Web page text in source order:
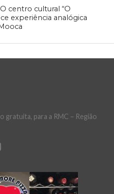
centro cultural “O
experiência analógica
gratuita, para a RMC – Região